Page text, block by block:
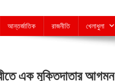
আন্তর্জাতিক রাজনীতি খেলাধুলা
এক মুক্তিদাতার আগমন